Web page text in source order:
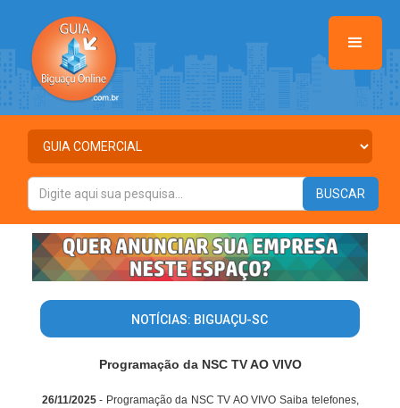
NOTÍCIAS: BIGUAÇU-SC
Programação da NSC TV AO VIVO
26/11/2025- Programação da NSC TV AO VIVO Saiba telefones,